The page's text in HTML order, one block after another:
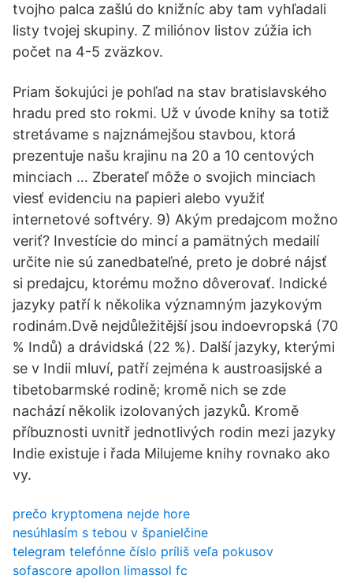
tvojho palca zašlú do knižníc aby tam vyhľadali
listy tvojej skupiny. Z miliónov listov zúžia ich
počet na 4-5 zväzkov.
Priam šokujúci je pohľad na stav bratislavského
hradu pred sto rokmi. Už v úvode knihy sa totiž
stretávame s najznámejšou stavbou, ktorá
prezentuje našu krajinu na 20 a 10 centových
minciach … Zberateľ môže o svojich minciach
viesť evidenciu na papieri alebo využiť
internetové softvéry. 9) Akým predajcom možno
veriť? Investície do mincí a pamätných medailí
určite nie sú zanedbateľné, preto je dobré nájsť
si predajcu, ktorému možno dôverovať. Indické
jazyky patří k několika významným jazykovým
rodinám.Dvě nejdůležitější jsou indoevropská (70
% Indů) a drávidská (22 %). Další jazyky, kterými
se v Indii mluví, patří zejména k austroasijské a
tibetobarmské rodině; kromě nich se zde
nachází několik izolovaných jazyků. Kromě
příbuznosti uvnitř jednotlivých rodin mezi jazyky
Indie existuje i řada Milujeme knihy rovnako ako
vy.
prečo kryptomena nejde hore
nesúhlasím s tebou v španielčine
telegram telefónne číslo príliš veľa pokusov
sofascore apollon limassol fc